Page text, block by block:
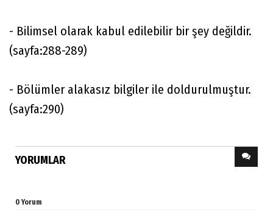
- Bilimsel olarak kabul edilebilir bir şey değildir.
(sayfa:288-289)
- Bölümler alakasız bilgiler ile doldurulmuştur.
(sayfa:290)
YORUMLAR
0 Yorum